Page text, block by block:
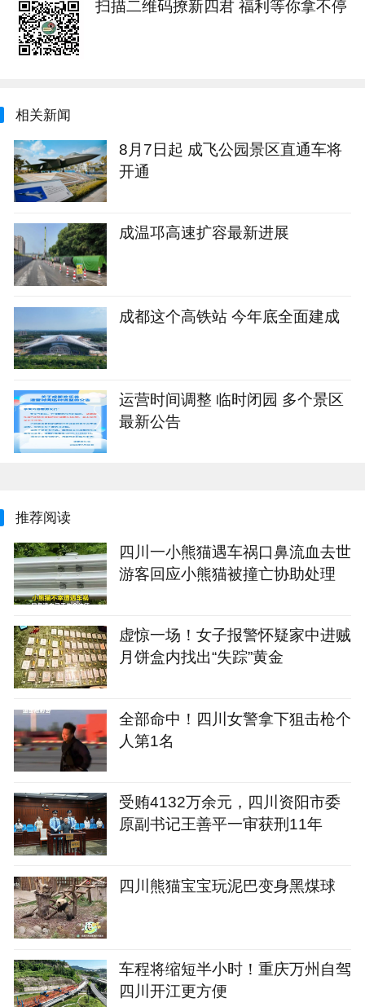
扫描二维码撩新四君 福利等你拿不停
相关新闻
8月7日起 成飞公园景区直通车将
开通
成温邛高速扩容最新进展
成都这个高铁站 今年底全面建成
运营时间调整 临时闭园 多个景区
最新公告
推荐阅读
四川一小熊猫遇车祸口鼻流血去世
游客回应小熊猫被撞亡协助处理
虚惊一场！女子报警怀疑家中进贼
月饼盒内找出“失踪”黄金
全部命中！四川女警拿下狙击枪个
人第1名
受贿4132万余元，四川资阳市委
原副书记王善平一审获刑11年
四川熊猫宝宝玩泥巴变身黑煤球
车程将缩短半小时！重庆万州自驾
四川开江更方便